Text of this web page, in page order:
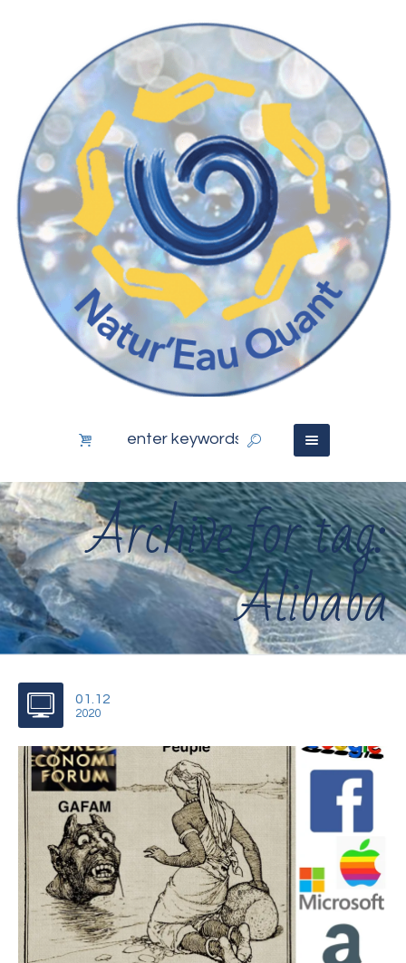
Archive for tag:
Alibaba
01.12
2020